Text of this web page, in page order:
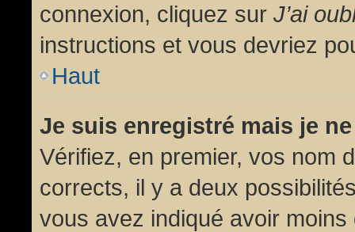
connexion, cliquez sur J’ai
instructions et vous devriez
Haut
Je suis enregistré mais je
Vérifiez, en premier, vos nom
corrects, il y a deux
vous avez indiqué avoir